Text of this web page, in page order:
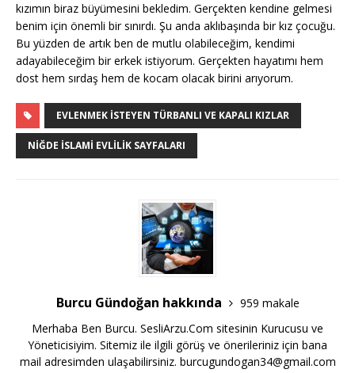
kızımın biraz büyümesini bekledim. Gerçekten kendine gelmesi
benim için önemli bir sınırdı. Şu anda aklıbaşında bir kız çocuğu.
Bu yüzden de artık ben de mutlu olabileceğim, kendimi
adayabileceğim bir erkek istiyorum. Gerçekten hayatımı hem
dost hem sırdaş hem de kocam olacak birini arıyorum.
EVLENMEK İSTEYEN TÜRBANLI VE KAPALI KIZLAR
NIĞDE İSLAMI EVLILIK SAYFALARI
Burcu Gündoğan hakkında
959 makale
Merhaba Ben Burcu. SesliArzu.Com sitesinin Kurucusu ve
Yöneticisiyim. Sitemiz ile ilgili görüş ve önerileriniz için bana
mail adresimden ulaşabilirsiniz. burcugundogan34@gmail.com